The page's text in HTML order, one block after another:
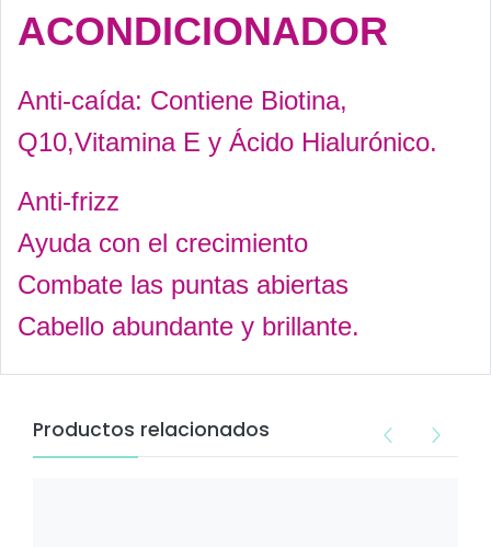
ACONDICIONADOR
Anti-caída: Contiene Biotina,
Q10,Vitamina E y Ácido Hialurónico.
Anti-frizz
Ayuda con el crecimiento
Combate las puntas abiertas
Cabello abundante y brillante.
Productos relacionados